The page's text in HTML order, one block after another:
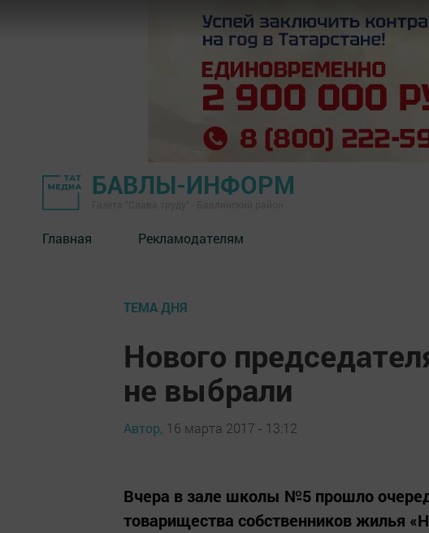
БАВЛЫ-ИНФОРМ
Главная Рекламодателям
ТЕМА ДНЯ
Нового
не выбрали
Автор, 16 марта 2017 - 13:12
Вчера в зале школы №5 прошло
товарищества собственников жилья